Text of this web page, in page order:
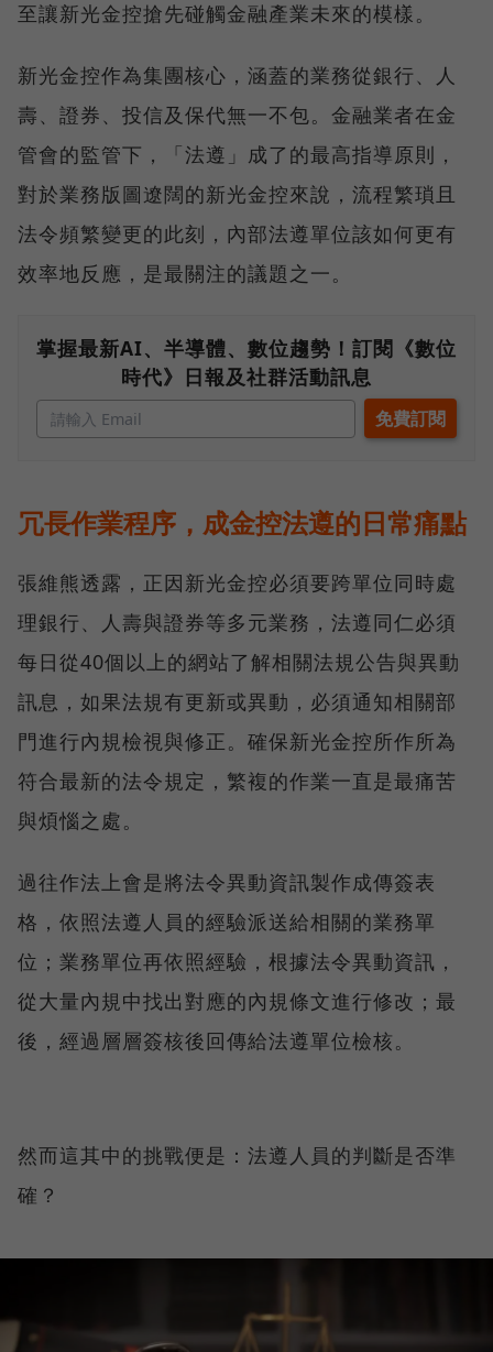
至讓新光金控搶先碰觸金融產業未來的模樣。
新光金控作為集團核心，涵蓋的業務從銀行、人
壽、證券、投信及保代無一不包。金融業者在金
管會的監管下，「法遵」成了的最高指導原則，
對於業務版圖遼闊的新光金控來說，流程繁瑣且
法令頻繁變更的此刻，內部法遵單位該如何更有
效率地反應，是最關注的議題之一。
掌握最新AI、半導體、數位趨勢！訂閱《數位
時代》日報及社群活動訊息
冗長作業程序，成金控法遵的日常痛點
張維熊透露，正因新光金控必須要跨單位同時處
理銀行、人壽與證券等多元業務，法遵同仁必須
每日從40個以上的網站了解相關法規公告與異動
訊息，如果法規有更新或異動，必須通知相關部
門進行內規檢視與修正。確保新光金控所作所為
符合最新的法令規定，繁複的作業一直是最痛苦
與煩惱之處。
過往作法上會是將法令異動資訊製作成傳簽表
格，依照法遵人員的經驗派送給相關的業務單
位；業務單位再依照經驗，根據法令異動資訊，
從大量內規中找出對應的內規條文進行修改；最
後，經過層層簽核後回傳給法遵單位檢核。
然而這其中的挑戰便是：法遵人員的判斷是否準
確？